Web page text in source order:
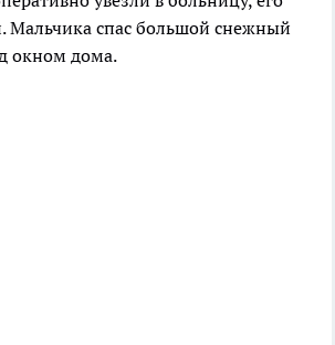
Мальчика спас большой снежный
окном дома.